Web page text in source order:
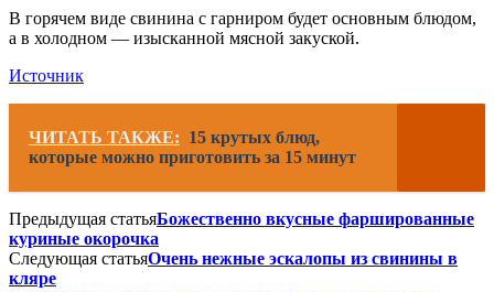
В горячем виде свинина с гарниром будет основным блюдом,
а в холодном — изысканной мясной закуской.
Источник
ЧИТАТЬ ТАКЖЕ: 15 крутых блюд,
которые можно приготовить за 15 минут
Предыдущая статьяБожественно вкусные фаршированные
куриные окорочка
Следующая статьяОчень нежные эскалопы из свинины в
кляре